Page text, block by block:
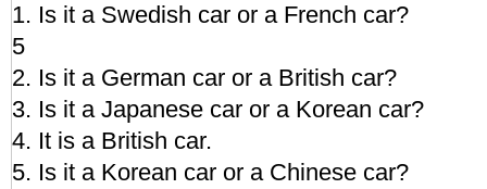
1. Is it a Swedish car or a French car?
5
2. Is it a German car or a British car?
3. Is it a Japanese car or a Korean car?
4. It is a British car.
5. Is it a Korean car or a Chinese car?